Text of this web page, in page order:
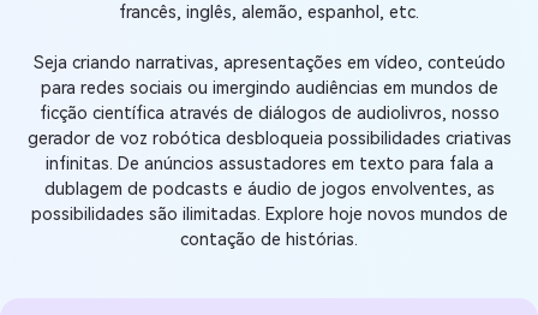
francês, inglês, alemão, espanhol, etc.
Seja criando narrativas, apresentações em vídeo, conteúdo
para redes sociais ou imergindo audiências em mundos de
ficção científica através de diálogos de audiolivros, nosso
gerador de voz robótica desbloqueia possibilidades criativas
infinitas. De anúncios assustadores em texto para fala a
dublagem de podcasts e áudio de jogos envolventes, as
possibilidades são ilimitadas. Explore hoje novos mundos de
contação de histórias.